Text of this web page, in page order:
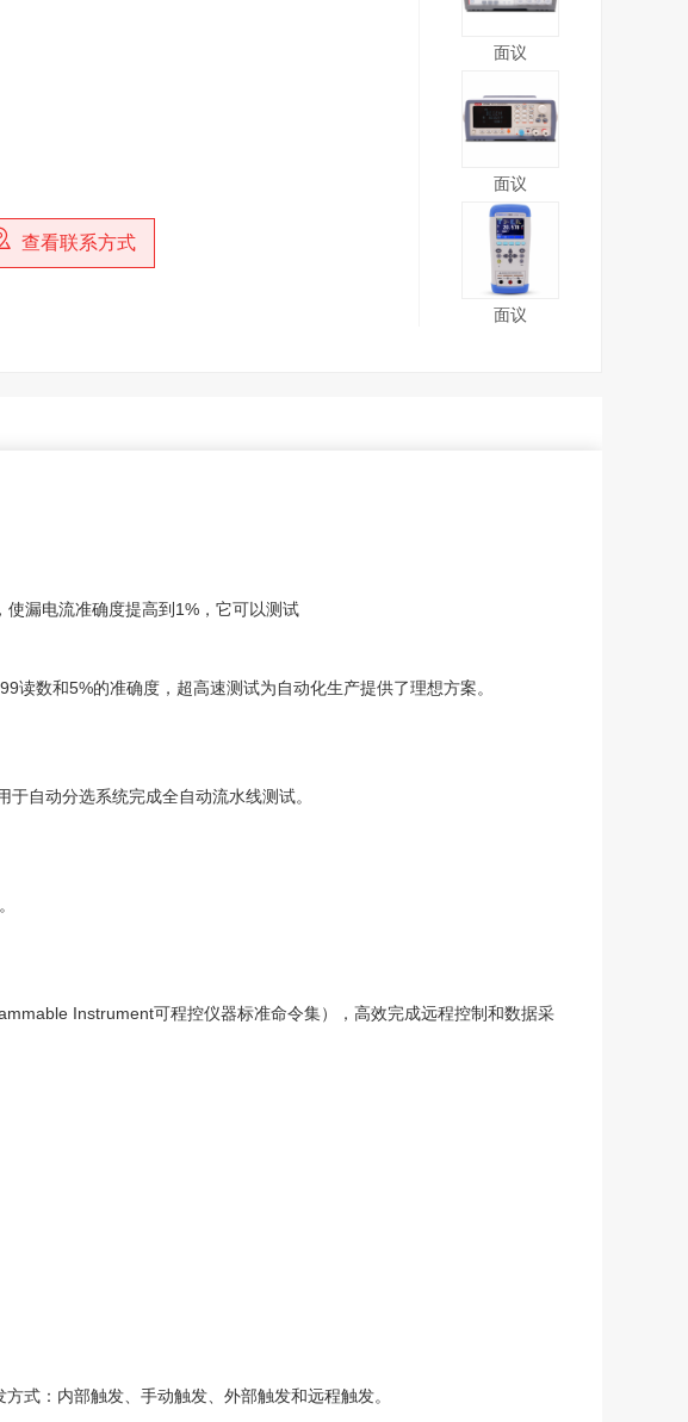
查看联系方式
面议
面议
面议
漏电流准确度提高到1%，它可以测试
数和5%的准确度，超高速测试为自动化生产提供了理想方案。
自动分选系统完成全自动流水线测试。
Instrument可程控仪器标准命令集），高效完成远程控制和数据采
式：内部触发、手动触发、外部触发和远程触发。